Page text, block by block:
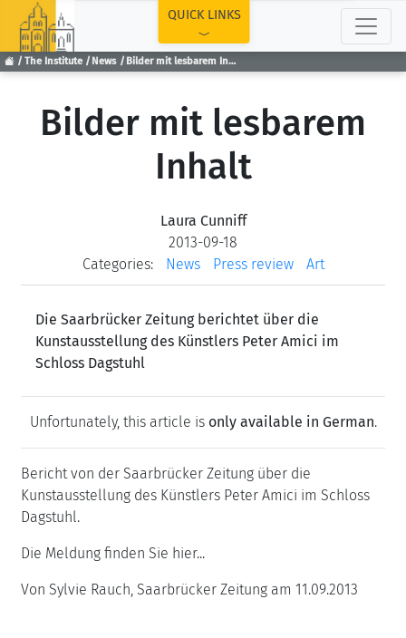
The Institute News Bilder mit lesbarem Inhalt
QUICK LINKS
Bilder mit lesbarem
Inhalt
Laura Cunniff
2013-09-18
Categories:
News Press review Art
Die Saarbrücker Zeitung berichtet über die
Kunstausstellung des Künstlers Peter Amici im
Schloss Dagstuhl
Unfortunately, this article is only available in German.
Bericht von der Saarbrücker Zeitung über die
Kunstausstellung des Künstlers Peter Amici im Schloss
Dagstuhl.
Die Meldung finden Sie hier...
Von Sylvie Rauch, Saarbrücker Zeitung am 11.09.2013